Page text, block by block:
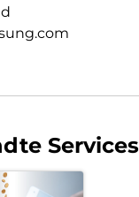
Services